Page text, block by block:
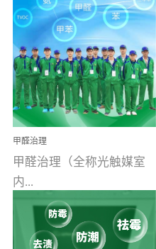
甲醛治理
甲醛治理（全称光触媒室
内...
空气污染净化治理）工业